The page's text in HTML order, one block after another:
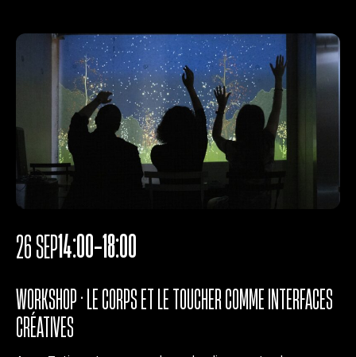
WORKSHOP • LE CORPS ET LE TOUCHER COMME INTERFACES
CRÉATIVES
26 SEP14:00-18:00